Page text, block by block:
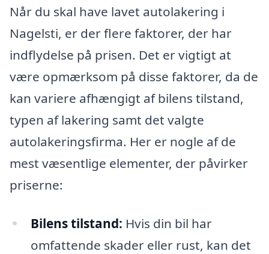
Når du skal have lavet autolakering i
Nagelsti, er der flere faktorer, der har
indflydelse på prisen. Det er vigtigt at
være opmærksom på disse faktorer, da de
kan variere afhængigt af bilens tilstand,
typen af lakering samt det valgte
autolakeringsfirma. Her er nogle af de
mest væsentlige elementer, der påvirker
priserne:
Bilens tilstand: Hvis din bil har
omfattende skader eller rust, kan det